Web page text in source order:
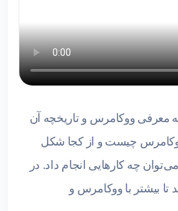
معرفی ووکامرس و تاریخچه آن
ووکامرس چیست و از کجا شکل
چه کارهایی انجام داد. در
تا بیشتر با ووکامرس و